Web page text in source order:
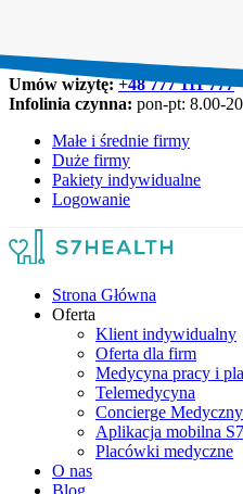
Umów wizytę:+48 777 111 777
Infolinia czynna: pon-pt: 8.00-
Małe i średnie firmy
Duże firmy
Pakiety indywidualne
Logowanie
Strona Główna
Oferta
Klient indywidualny
Oferta dla firm
Medycyna pracy i
Telemedycyna
Concierge Medyczny
Aplikacja mobilna
Placówki medyczne
O nas
Blog